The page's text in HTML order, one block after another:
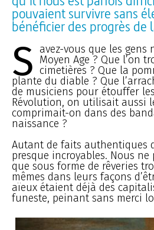
pouvaient survivre sans
bénéficier des progrès de
S avez-vous que les gens
Moyen Age ? Que l’on
cimetières ? Que la
plante du diable ? Que
de musiciens pour étouffer
Révolution, on utilisait aussi
comprimait-on dans des
naissance ?
Autant de faits authentiques
presque incroyables. Nous
que sous forme de rêveries
mêmes dans leurs façons
aïeux étaient déjà des
funeste, peinant sans merci